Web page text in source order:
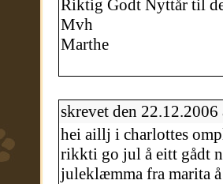
Riktig Godt Nyttår til
Mvh
Marthe
skrevet den
hei aillj i charlottes
rikkti go jul å eitt gådt
juleklæmma fra marita